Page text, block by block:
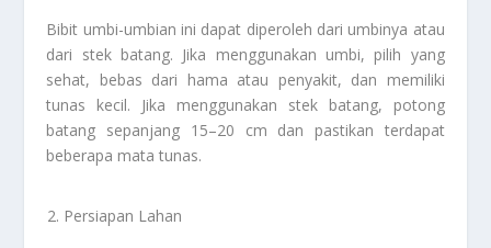
Bibit umbi-umbian ini dapat diperoleh dari umbinya atau
dari stek batang. Jika menggunakan umbi, pilih yang
sehat, bebas dari hama atau penyakit, dan memiliki
tunas kecil. Jika menggunakan stek batang, potong
batang sepanjang 15–20 cm dan pastikan terdapat
beberapa mata tunas.
Persiapan Lahan